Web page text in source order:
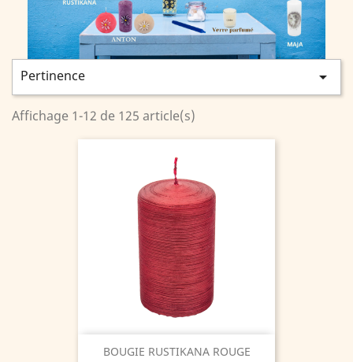
Pertinence 
Affichage 1-12 de 125 article(s)
BOUGIE RUSTIKANA ROUGE